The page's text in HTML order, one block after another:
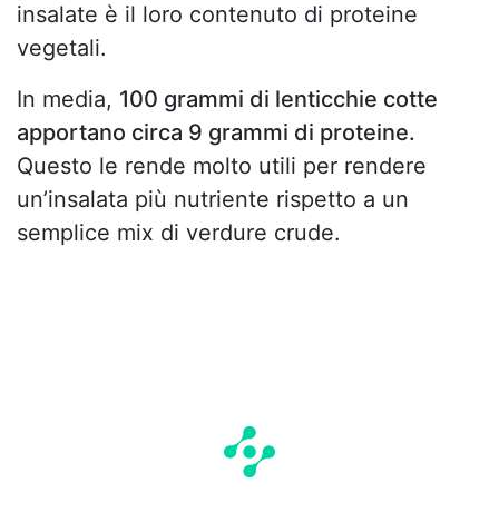
insalate è il loro contenuto di proteine
vegetali.
In media, 100 grammi di lenticchie cotte
apportano circa 9 grammi di proteine.
Questo le rende molto utili per rendere
un’insalata più nutriente rispetto a un
semplice mix di verdure crude.